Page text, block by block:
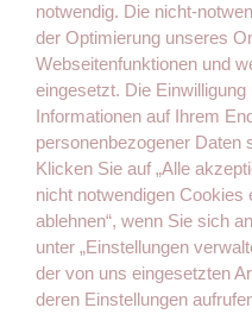
Der Ratgeber, Wegweiser
Mütter.
Seiten
Gastautorin werden
Impressum
Datenschutz
notwendig. Die nicht-
der Optimierung unseres
Webseitenfunktionen und
eingesetzt. Die
Informationen auf Ihrem
personenbezogener Daten
Klicken Sie auf „Alle
nicht notwendigen Cookies
ablehnen“, wenn Sie sich
unter „Einstellungen
der von uns eingesetzten
deren Einstellungen